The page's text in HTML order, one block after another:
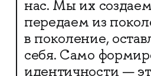
нас. Мы их
передаем из
в поколение,
себя. Само
идентичности —